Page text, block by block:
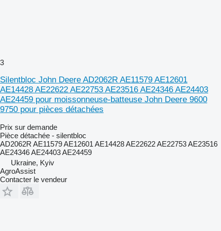
3
Silentbloc John Deere AD2062R AE11579 AE12601
AE14428 AE22622 AE22753 AE23516 AE24346 AE24403
AE24459 pour moissonneuse-batteuse John Deere 9600
9750 pour pièces détachées
Prix sur demande
Pièce détachée - silentbloc
AD2062R AE11579 AE12601 AE14428 AE22622 AE22753 AE23516
AE24346 AE24403 AE24459
Ukraine, Kyiv
AgroAssist
Contacter le vendeur